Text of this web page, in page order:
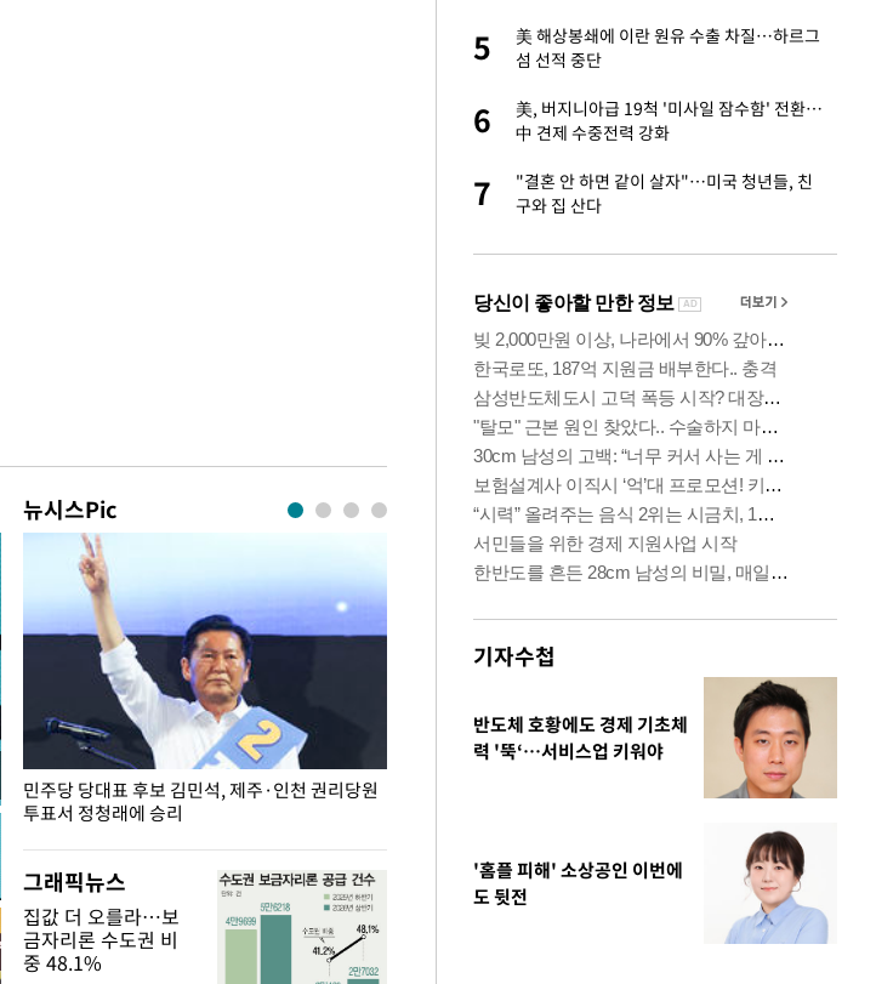
뉴시스Pic
민주당 당대표 후보 김민석, 제주·인천 권리당원
투표서 정청래에 승리
무더위 잊는 도심형 여름 축제 '2026 서울 바캉스 용산어린이정원
그래픽뉴스
집값 더 오를라…보
금자리론 수도권 비
중 48.1%
5
美 해상봉쇄에 이란 원유 수출 차질…하르그
섬 선적 중단
6
美, 버지니아급 19척 '미사일 잠수함' 전환…
中 견제 수중전력 강화
7
"결혼 안 하면 같이 살자"…미국 청년들, 친
구와 집 산다
기자수첩
반도체 호황에도 경제 기초체
력 '뚝‘…서비스업 키워야
'홈플 피해' 소상공인 이번에
도 뒷전